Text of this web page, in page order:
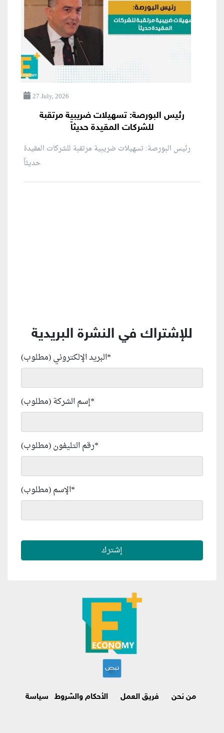
27 July, 2026
رئيس البورصة: تسهيلات ضريبية مرتقبة
للشركات المقيدة حديثاً
رئيس البورصة: تسهيلات ضريبية مرتقبة للشركات المقيدة
للإشتراك في النشرة البريدية
البريد الإلكتروني (مطلوب)*
إسم الشركة (مطلوب)*
رقم التليفون (مطلوب)*
الإسم (مطلوب)*
من نحن فريق العمل الأحكام والشروط
سياسة